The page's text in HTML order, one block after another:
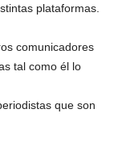
plataformas.
comunicadores
tal como él lo
que son